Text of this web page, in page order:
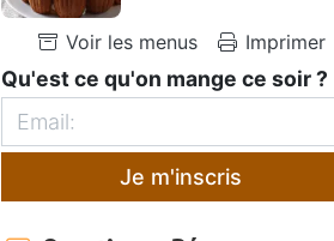
Voir les menus Imprimer
Qu'est ce qu'on mange ce soir ?
Je m'inscris